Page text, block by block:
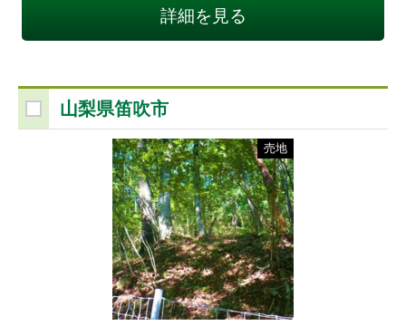
詳細を見る
山梨県笛吹市
売地